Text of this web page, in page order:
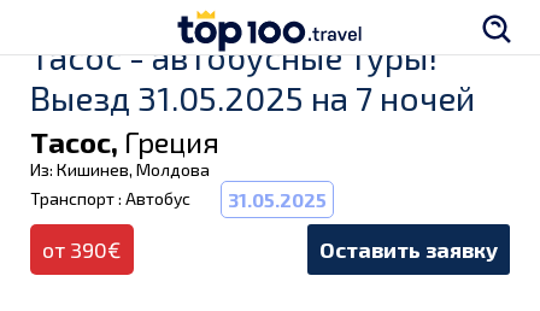
Тасос - автобусные туры!
Выезд 31.05.2025 на 7 ночей
Тасос, Греция
Из: Кишинев, Молдова
Транспорт : Автобус
31.05.2025
от 390€ Оставить заявку